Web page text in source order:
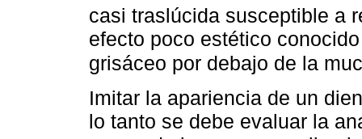
casi traslúcida susceptible a
efecto poco estético
grisáceo por debajo de la
Imitar la apariencia de un
lo tanto se debe evaluar la